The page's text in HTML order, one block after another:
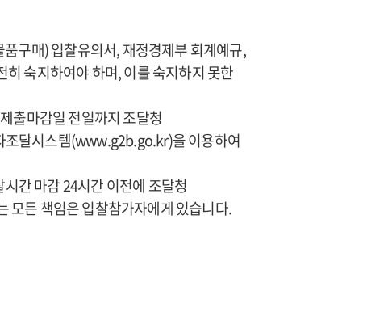
구매) 입찰유의서, 재정경제부 회계예규,
숙지하여야 하며, 이를 숙지하지 못한
출마감일 전일까지 조달청
조달시스템(www.g2b.go.kr)을 이용하여
간 마감 24시간 이전에 조달청
모든 책임은 입찰참가자에게 있습니다.